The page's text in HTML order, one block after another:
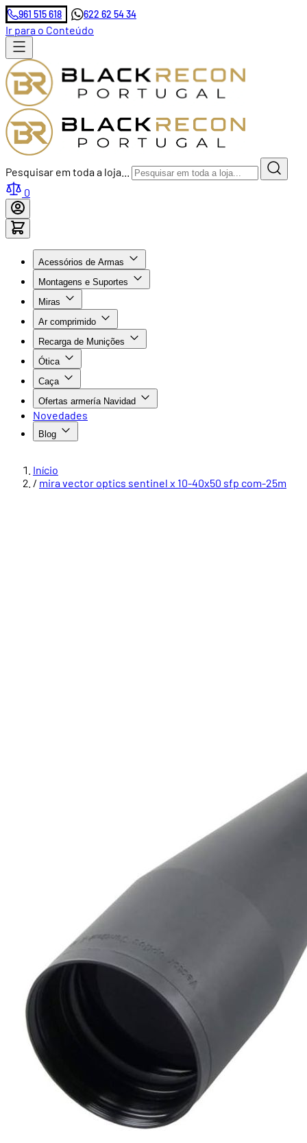
961 515 618 622 62 54 34
Ir para o Conteúdo
Pesquisar em toda a loja...
0
Acessórios de Armas
Montagens e Suportes
Miras
Ar comprimido
Recarga de Munições
Ótica
Caça
Ofertas armería Navidad
Novedades
Blog
Início
/ mira vector optics sentinel x 10-40x50 sfp com-25m